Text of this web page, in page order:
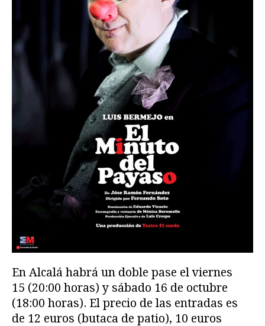
En Alcalá habrá un doble pase el viernes
15 (20:00 horas) y sábado 16 de octubre
(18:00 horas). El precio de las entradas es
de 12 euros (butaca de patio), 10 euros